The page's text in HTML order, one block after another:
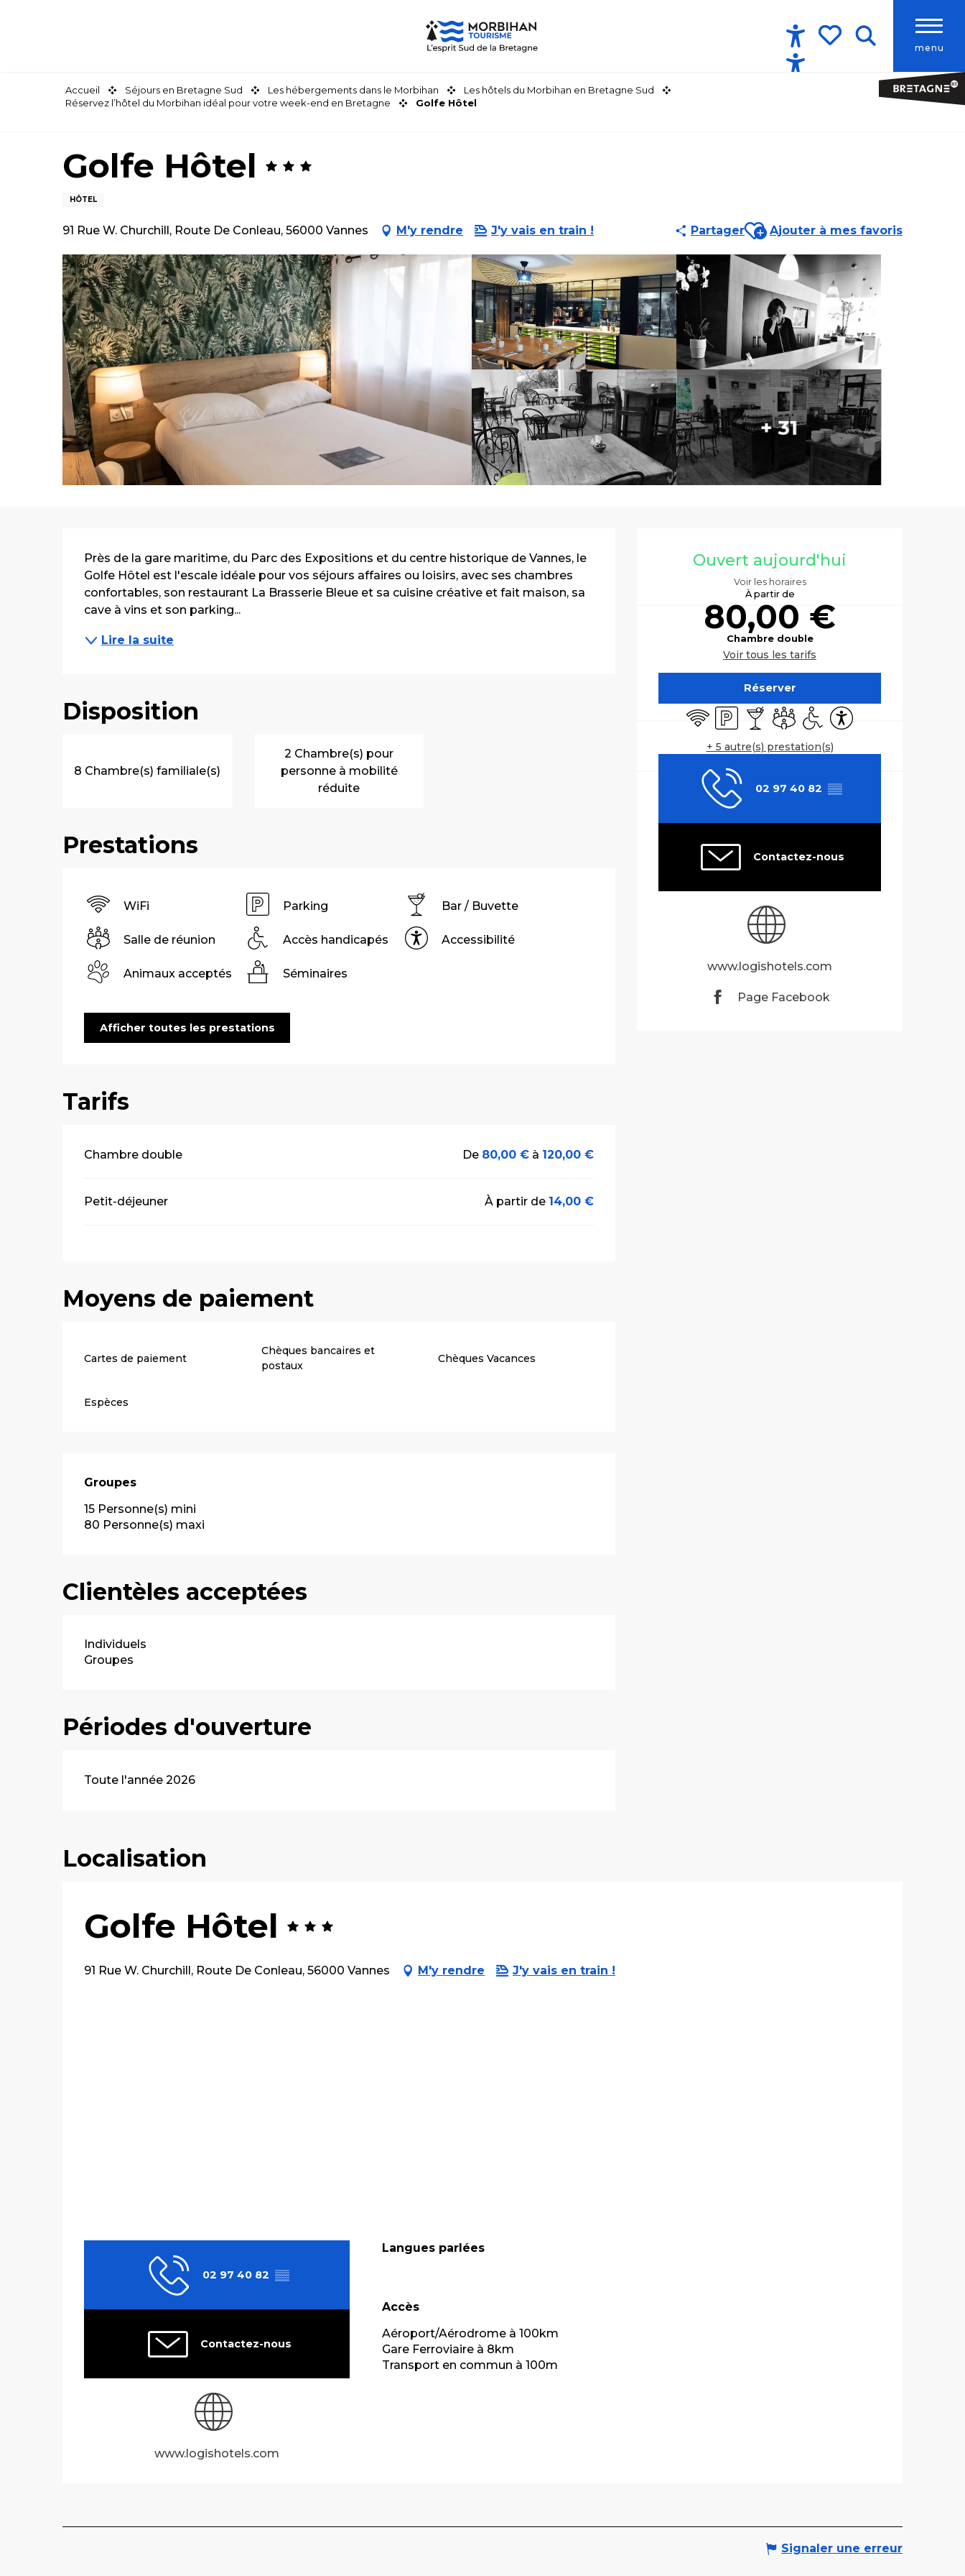
menu
Accessibilité
Accueil Séjours en Bretagne Sud Les hébergements dans le Morbihan
Les hôtels du Morbihan en Bretagne Sud
Réservez l’hôtel du Morbihan idéal pour votre week-end en Bretagne
Golfe Hôtel
Golfe Hôtel
HÔTEL
91 Rue W. Churchill, Route De Conleau, 56000 Vannes M'y rendre J'y vais en train ! PartagerAjouter aux favoris
Ajouter à mes favoris
+ 31
Ouverture et
Ouvert aujourd'hui
Voir les horaires
À partir de
80,00 €
Chambre double
Voir tous les tarifs
Réserver
WiFi ParkingBar / Buvette
Salle de réunion
Accès handicapés
Accessibilité
+ 5 autre(s) prestation(s)
02 97 40 82 ▒▒
Contactez-nous
www.logishotels.com
Page Facebook
Description
Près de la gare maritime, du Parc des Expositions et du centre historique de Vannes, le
Golfe Hôtel est l'escale idéale pour vos séjours affaires ou loisirs, avec ses chambres
confortables, son restaurant La Brasserie Bleue et sa cuisine créative et fait maison, sa
cave à vins et son parking...
Lire la suite
Disposition
8 Chambre(s) familiale(s)
2 Chambre(s) pour
personne à mobilité
réduite
Prestations
WiFi Parking Bar / Buvette
Salle de réunion Accès handicapés Accessibilité
Animaux acceptés Séminaires
Afficher toutes les prestations
Tarifs
Tarifs 2026
Chambre double De 80,00 € à 120,00 €
Petit-déjeuner À partir de 14,00 €
Moyens de paiement
Cartes de paiement
Chèques bancaires et
postaux
Chèques Vacances
Espèces
Groupes
Groupes
15 Personne(s) mini
80 Personne(s) maxi
Clientèles acceptées
Individuels
Groupes
Périodes d'ouverture
Toute l'année 2026
Localisation
Golfe Hôtel
91 Rue W. Churchill, Route De Conleau, 56000 Vannes M'y rendre J'y vais en train !
02 97 40 82 ▒▒
Contactez-nous
www.logishotels.com
Langues parlées
Langues parlées
Accès
Accès
Aéroport/Aérodrome à 100km
Gare Ferroviaire à 8km
Transport en commun à 100m
Signaler une erreur